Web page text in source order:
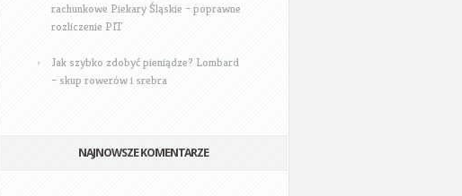
rachunkowe Piekary Śląskie – poprawne
rozliczenie PIT
Jak szybko zdobyć pieniądze? Lombard
– skup rowerów i srebra
NAJNOWSZE KOMENTARZE